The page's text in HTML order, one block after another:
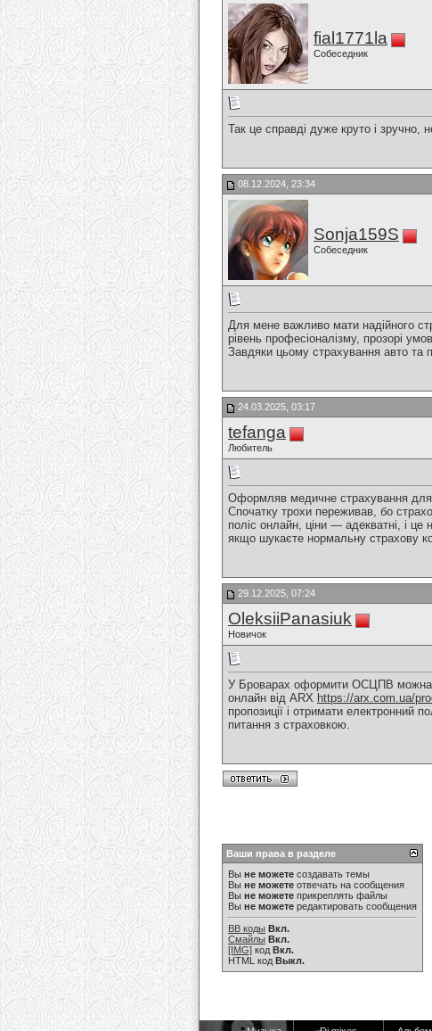
fial1771la
Собеседник
Так це справді дуже круто і зручно,
08.12.2024, 23:34
Sonja159S
Собеседник
Для мене важливо мати надійного
рівень професіоналізму, прозорі
Завдяки цьому страхування авто та
24.03.2025, 03:17
tefanga
Любитель
Оформляв медичне страхування
Спочатку трохи переживав, бо
поліс онлайн, ціни — адекватні, і
якщо шукаєте нормальну страхову
29.12.2025, 07:24
OleksiiPanasiuk
Новичок
У Броварах оформити ОСЦПВ можна
онлайн від ARX https://arx.com.ua/
пропозиції і отримати електронний
питання з страховкою.
Ваши права в разделе
Вы не можете создавать темы
Вы не можете отвечать на сообщения
Вы не можете прикреплять файлы
Вы не можете редактировать сообщения
BB коды Вкл.
Смайлы Вкл.
[IMG] код Вкл.
HTML код Выкл.